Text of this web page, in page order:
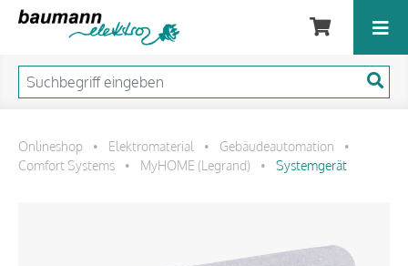
Onlineshop • Elektromaterial • Gebäudeautomation
•
Comfort Systems
• MyHOME (Legrand) • Systemgerät